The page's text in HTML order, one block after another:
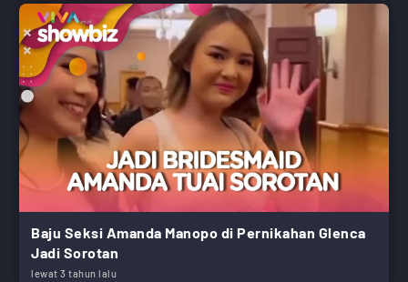
Baju Seksi Amanda Manopo di Pernikahan Glenca
Jadi Sorotan
lewat 3 tahun lalu